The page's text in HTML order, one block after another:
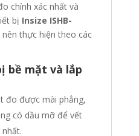
chính xác nhất và
bị Insize ISHB-
thực hiện theo các
bề mặt và lắp
đo được mài phẳng,
có dầu mỡ để vết